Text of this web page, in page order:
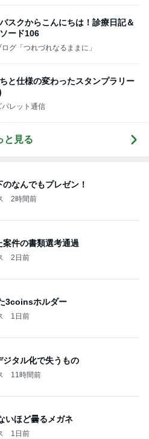
スクからこんにちは！診療日記＆
ード106
グ「つれづれなるままに」
と仕様の変わったスタンプラリー
パレット通信
と見る
なんでもプレゼン！
2時間前
件の書類選考通過
2日前
3coinsホルダー
1日前
ジタル化で失うもの
11時間前
いほど曇るメガネ
1日前